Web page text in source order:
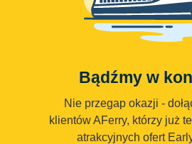
Bądźmy w
Nie przegap okazji -
klientów AFerry, którzy już
atrakcyjnych ofert